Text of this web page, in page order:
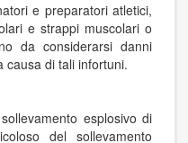
e preparatori atletici,
e strappi muscolari o
da considerarsi danni
causa di tali infortuni.
esplosivo di
del sollevamento